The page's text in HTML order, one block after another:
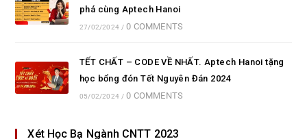
phá cùng Aptech Hanoi
27/02/2024 / 0 COMMENTS
TẾT CHẤT – CODE VỀ NHẤT. Aptech Hanoi tặng
học bổng đón Tết Nguyên Đán 2024
05/02/2024 / 0 COMMENTS
Xét Học Bạ Ngành CNTT 2023